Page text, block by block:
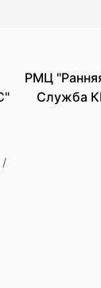
РМЦ
Служба